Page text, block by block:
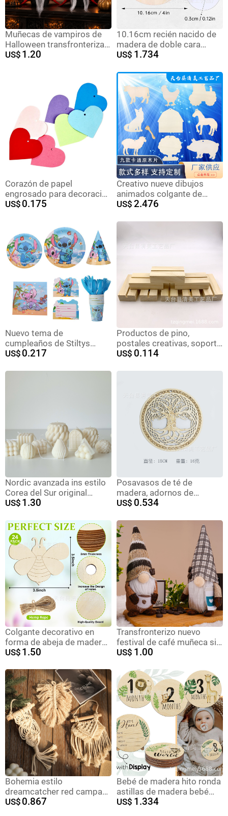
Muñecas de vampiros de
Halloween transfronterizas
muñecas de vampiros
US$ 1.20
10.16cm recién nacido de
madera de doble cara
tallado hito mes del bebé
conmemorativa accesorios
de la foto del bebé
US$ 1.734
Corazón de papel
engrosado para decoración
de bodas, nota adhesiva
US$ 0.175
Creativo nueve dibujos
animados colgante de
madera pieza de Navidad
colgante de madera
del hogar
US$ 2.476
Nuevo tema de
cumpleaños de Stiltys
cubiertos de fiesta bandeja
de papel cubierta de mesa
US$ 0.217
Productos de pino,
postales creativas, soporte
para notas, soporte para
calendario de madera
bricolaje de madera
US$ 0.114
Nordic avanzada ins estilo
Corea del Sur original
geométrica decoración
blanca lechosa vacaciones
aromaterapia regalo
US$ 1.30
Posavasos de té de
madera, adornos de
madera, almohadillas de
escaldado, almohadillas
para platos, decoración
hueca creativa para el
hogar
US$ 0.534
Colgante decorativo en
forma de abeja de madera
hueco sin terminar en
decoración de abeja
artesanía del hogar
US$ 1.50
Transfronterizo nuevo
festival de café muñeca sin
rostro taza de café
muñeca decoraciones
navideñas
US$ 1.00
Bohemia estilo
dreamcatcher red campana
de viento decoración del
US$ 0.867
Bebé de madera hito ronda
astillas de madera bebé
año viejo recuerdo doble
US$ 1.334